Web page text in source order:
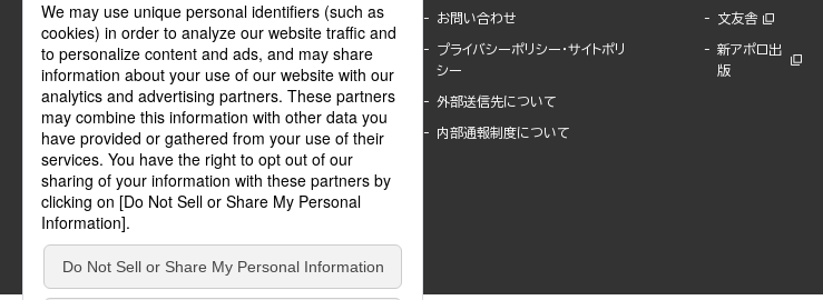
BL
ライトノベル
青年・一般
グラビア・写真
モーター誌
SPECIAL
Sublicense
報
書店様へ
海外ライセンシー
公式SNSアカウ
ント
作家一覧
Keyword list
Author list
お問い合わせ
プライバシーポリシー・サイトポリ
シー
外部送信先について
内部通報制度について
文友舎
新アポロ出
版